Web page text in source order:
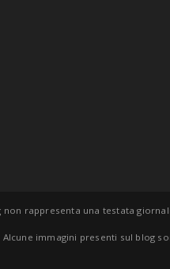
non rappresenta una testata
Alcune immagini presenti sul blog